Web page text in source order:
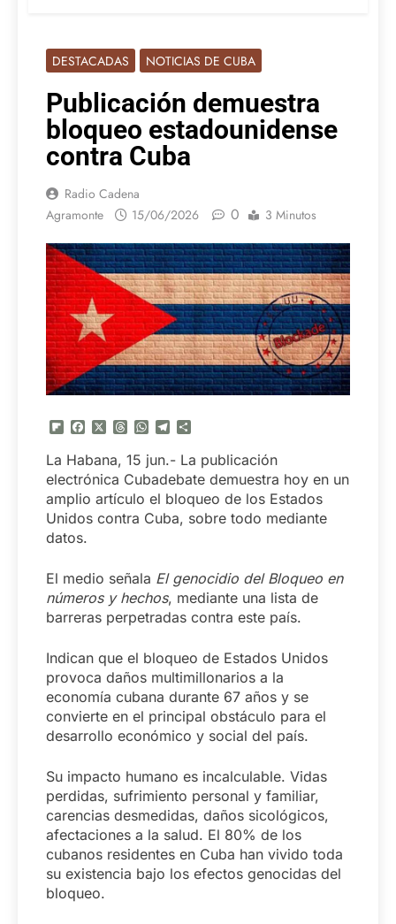
DESTACADAS NOTICIAS DE CUBA
Publicación demuestra
bloqueo estadounidense
contra Cuba
Radio Cadena
Agramonte
15/06/2026 0 3 Minutos
Flipboard
FacebookThreadsWhatsApp
Telegram
La Habana, 15 jun.- La publicación
electrónica Cubadebate demuestra hoy en un
amplio artículo el bloqueo de los Estados
Unidos contra Cuba, sobre todo mediante
datos.
El medio señala El genocidio del Bloqueo en
números y hechos, mediante una lista de
barreras perpetradas contra este país.
Indican que el bloqueo de Estados Unidos
provoca daños multimillonarios a la
economía cubana durante 67 años y se
convierte en el principal obstáculo para el
desarrollo económico y social del país.
Su impacto humano es incalculable. Vidas
perdidas, sufrimiento personal y familiar,
carencias desmedidas, daños sicológicos,
afectaciones a la salud. El 80% de los
cubanos residentes en Cuba han vivido toda
su existencia bajo los efectos genocidas del
bloqueo.